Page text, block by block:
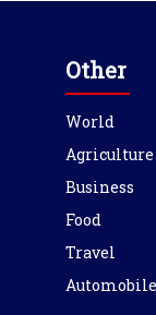
Other
World
Agriculture
Business
Food
Travel
Automobile